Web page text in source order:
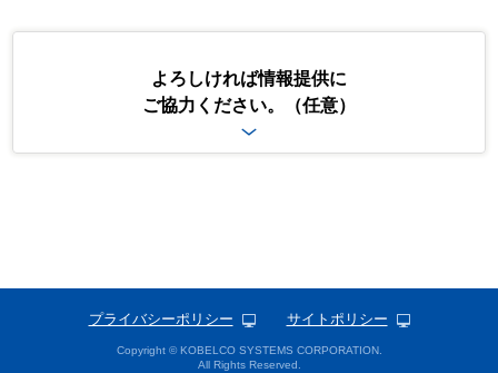
かじめご承知おきください。
特定個人情報の取扱いについて
当社は、個人番号及び特定個人情報（以下、「特定個人情報等」とい
います。）の適正な取扱いの確保について組織として取り組むため
規定する安全管理措置を講じます。
よろしければ情報提供に
ご協力ください。（任意）
プライバシーポリシー サイトポリシー
Copyright © KOBELCO SYSTEMS CORPORATION.
All Rights Reserved.